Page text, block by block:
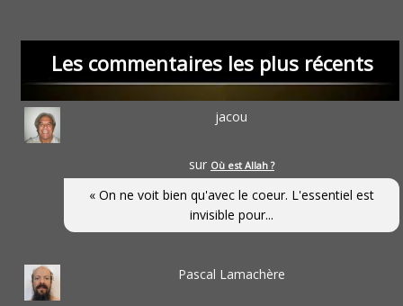
Les commentaires les plus récents
jacou
sur Où est Allah ?
« On ne voit bien qu'avec le coeur. L'essentiel est
invisible pour...
Pascal Lamachère